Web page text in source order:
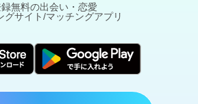
無料の出会い・恋愛
グサイト/マッチングアプリ